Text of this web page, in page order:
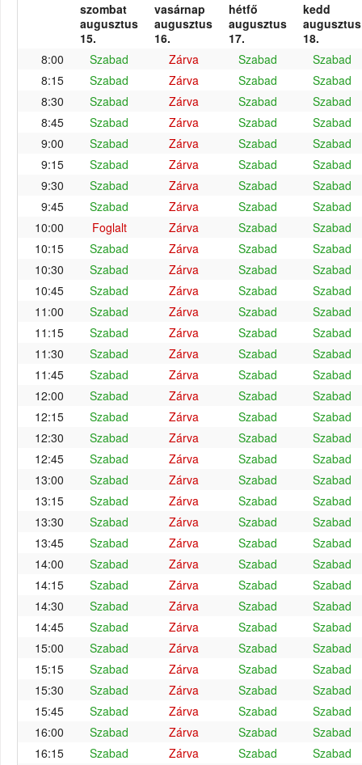
szombat
augusztus
15.
vasárnap
augusztus
16.
hétfő
augusztus
17.
kedd
augusztus
18.
8:00
Szabad Zárva Szabad
Szabad
8:15
Szabad Zárva Szabad
Szabad
8:30
Szabad Zárva Szabad
Szabad
8:45
Szabad Zárva Szabad
Szabad
9:00
Szabad Zárva Szabad
Szabad
9:15
Szabad Zárva Szabad
Szabad
9:30
Szabad Zárva Szabad
Szabad
9:45
Szabad Zárva Szabad
Szabad
10:00
Foglalt Zárva Szabad
Szabad
10:15
Szabad Zárva Szabad
Szabad
10:30
Szabad Zárva Szabad
Szabad
10:45
Szabad Zárva Szabad
Szabad
11:00
Szabad Zárva Szabad
Szabad
11:15
Szabad Zárva Szabad
Szabad
11:30
Szabad Zárva Szabad
Szabad
11:45
Szabad Zárva Szabad
Szabad
12:00
Szabad Zárva Szabad
Szabad
12:15
Szabad Zárva Szabad
Szabad
12:30
Szabad Zárva Szabad
Szabad
12:45
Szabad Zárva Szabad
Szabad
13:00
Szabad Zárva Szabad
Szabad
13:15
Szabad Zárva Szabad
Szabad
13:30
Szabad Zárva Szabad
Szabad
13:45
Szabad Zárva Szabad
Szabad
14:00
Szabad Zárva Szabad
Szabad
14:15
Szabad Zárva Szabad
Szabad
14:30
Szabad Zárva Szabad
Szabad
14:45
Szabad Zárva Szabad
Szabad
15:00
Szabad Zárva Szabad
Szabad
15:15
Szabad Zárva Szabad
Szabad
15:30
Szabad Zárva Szabad
Szabad
15:45
Szabad Zárva Szabad
Szabad
16:00
Szabad Zárva Szabad
Szabad
16:15
Szabad Zárva Szabad Szabad